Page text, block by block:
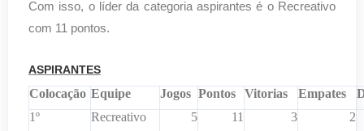
Com isso, o líder da categoria aspirantes é o Recreativo
com 11 pontos.
ASPIRANTES
Colocação Equipe Jogos Pontos Vitorias Empates
1º
Recreativo 5 11 3
2